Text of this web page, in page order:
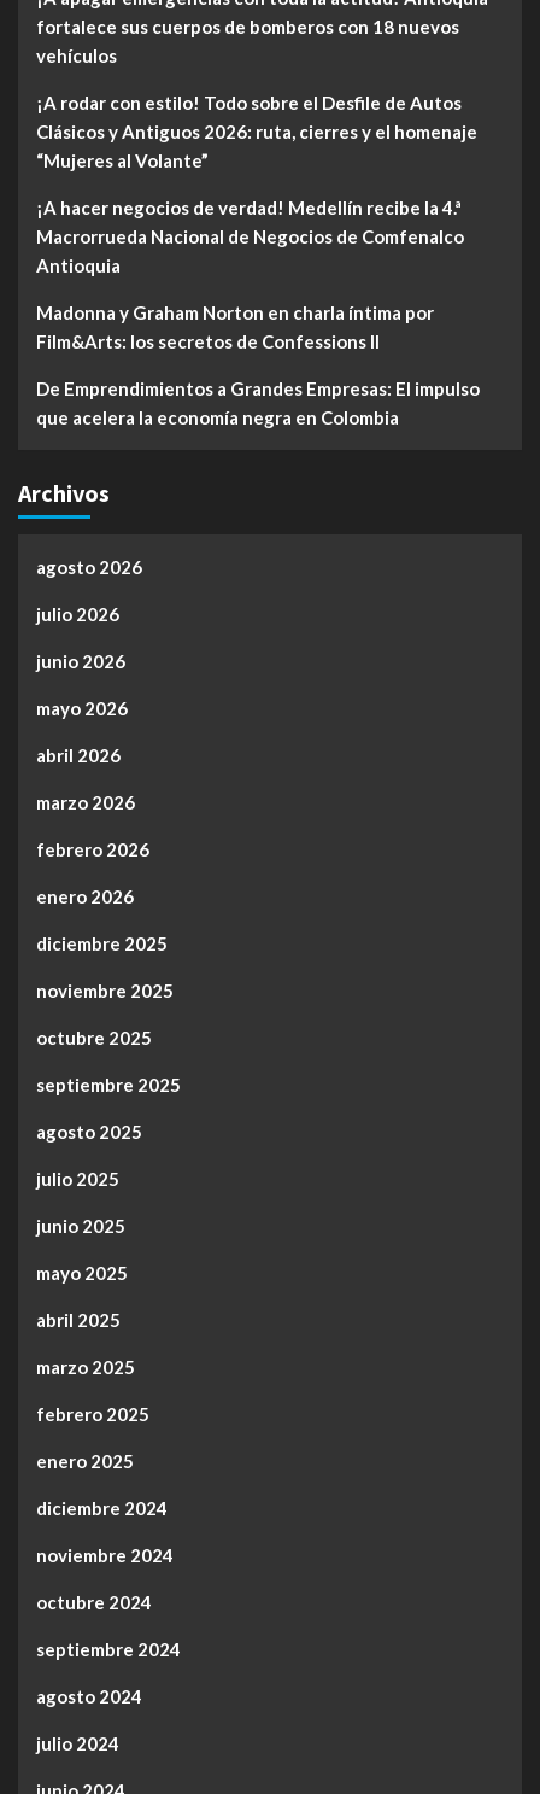
fortalece sus cuerpos de bomberos con 18 nuevos
vehículos
¡A rodar con estilo! Todo sobre el Desfile de Autos
Clásicos y Antiguos 2026: ruta, cierres y el homenaje
“Mujeres al Volante”
¡A hacer negocios de verdad! Medellín recibe la 4.ª
Macrorrueda Nacional de Negocios de Comfenalco
Antioquia
Madonna y Graham Norton en charla íntima por
Film&Arts: los secretos de Confessions II
De Emprendimientos a Grandes Empresas: El impulso
que acelera la economía negra en Colombia
Archivos
agosto 2026
julio 2026
junio 2026
mayo 2026
abril 2026
marzo 2026
febrero 2026
enero 2026
diciembre 2025
noviembre 2025
octubre 2025
septiembre 2025
agosto 2025
julio 2025
junio 2025
mayo 2025
abril 2025
marzo 2025
febrero 2025
enero 2025
diciembre 2024
noviembre 2024
octubre 2024
septiembre 2024
agosto 2024
julio 2024